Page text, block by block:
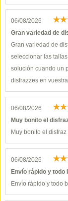
06/08/2026
Gran variedad de
Gran variedad de
seleccionar las
solución cuando un
disfrazzes en
06/08/2026
Muy bonito el
Muy bonito el
06/08/2026
Envío rápido y todo
Envío rápido y todo